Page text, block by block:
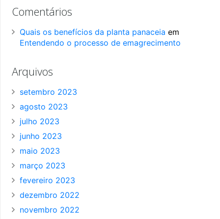
Comentários
Quais os benefícios da planta panaceia em
Entendendo o processo de emagrecimento
Arquivos
setembro 2023
agosto 2023
julho 2023
junho 2023
maio 2023
março 2023
fevereiro 2023
dezembro 2022
novembro 2022